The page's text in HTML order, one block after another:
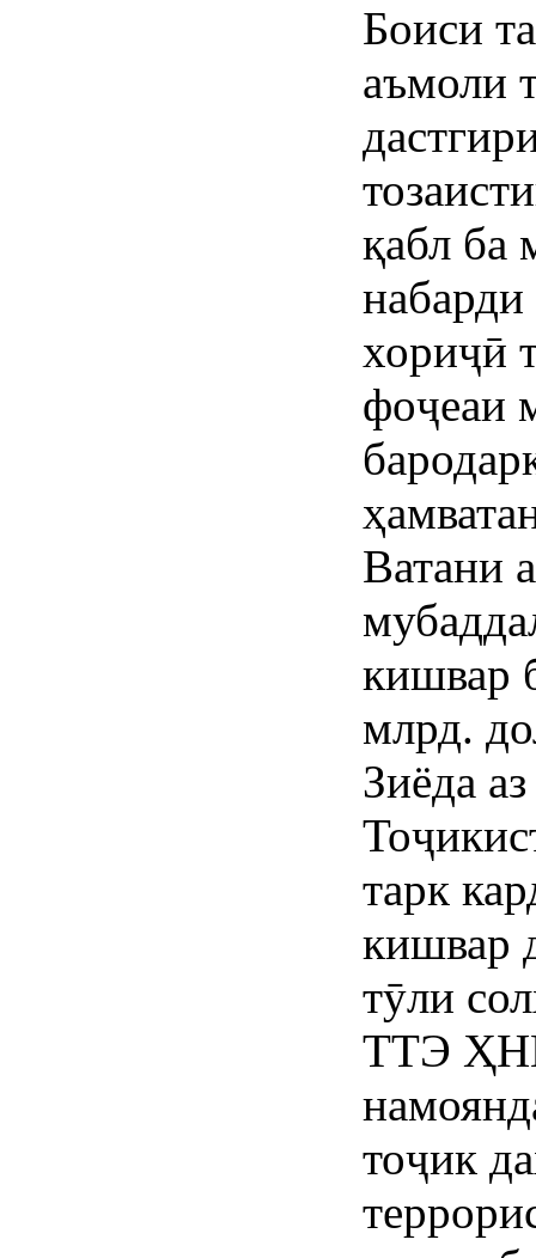
Боиси
аъмоли
қабл ба
хориҷӣ
фоҷеаи
Ватани
кишвар
млрд.
Зиёда
тарк
кишвар
тӯли
ТТЭ
тоҷик